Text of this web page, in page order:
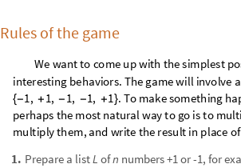
Rules of the game
We wantto come upwith thesimplest po
interesting behaviors. The gamewill involve a
{-1, + 1, - 1, -1, +1}. To makesomething ha
perhaps the most naturalwayto go isto multi
multiplythem, and write the result in place of
1. Prepare a listL ofn numbers +1 or -1, for